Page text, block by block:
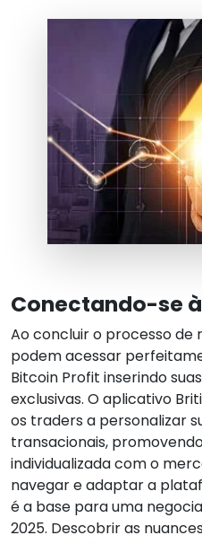
Conectando-se
Ao concluir o processo de
podem acessar
Bitcoin Profit inserindo
exclusivas. O aplicativo
os traders a personalizar
transacionais,
individualizada com o
navegar e adaptar a
é a base para uma
2025. Descobrir as